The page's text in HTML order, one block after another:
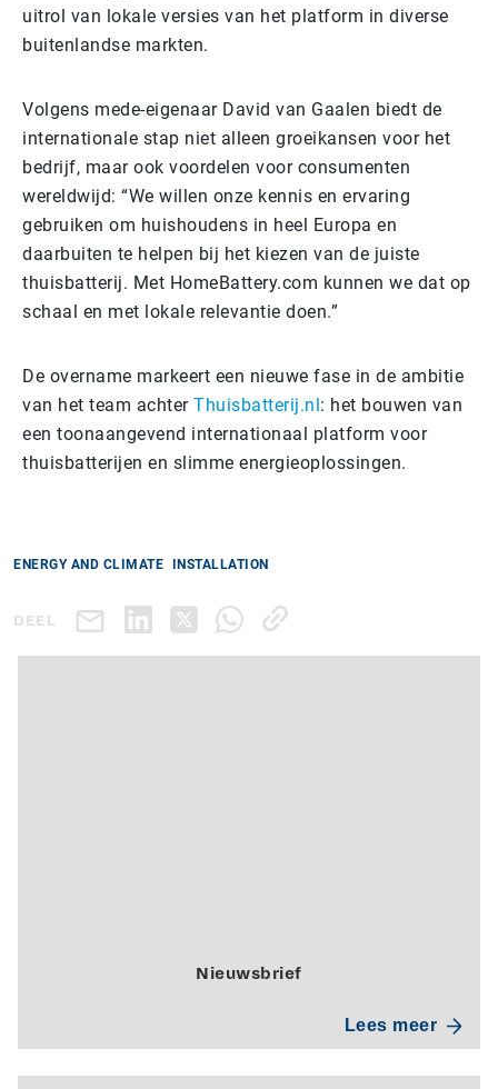
uitrol van lokale versies van het platform in diverse
buitenlandse markten.
Volgens mede-eigenaar David van Gaalen biedt de
internationale stap niet alleen groeikansen voor het
bedrijf, maar ook voordelen voor consumenten
wereldwijd: “We willen onze kennis en ervaring
gebruiken om huishoudens in heel Europa en
daarbuiten te helpen bij het kiezen van de juiste
thuisbatterij. Met HomeBattery.com kunnen we dat op
schaal en met lokale relevantie doen.”
De overname markeert een nieuwe fase in de ambitie
van het team achter Thuisbatterij.nl: het bouwen van
een toonaangevend internationaal platform voor
thuisbatterijen en slimme energieoplossingen.
ENERGY AND CLIMATE INSTALLATION
DEEL
Nieuwsbrief
Lees meer